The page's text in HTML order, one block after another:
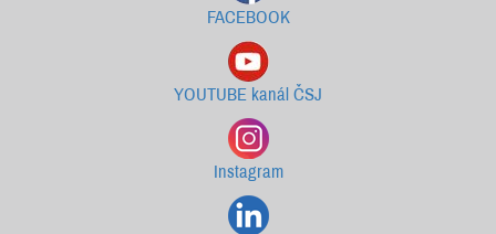
FACEBOOK
YOUTUBE kanál ČSJ
Instagram